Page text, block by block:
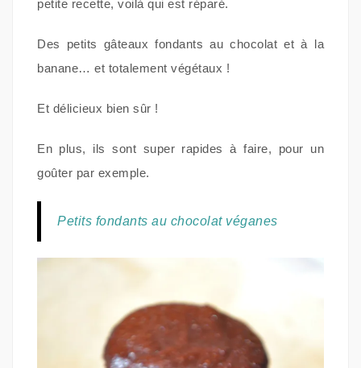
petite recette, voilà qui est réparé.
Des petits gâteaux fondants au chocolat et à la
banane… et totalement végétaux !
Et délicieux bien sûr !
En plus, ils sont super rapides à faire, pour un
goûter par exemple.
Petits fondants au chocolat véganes